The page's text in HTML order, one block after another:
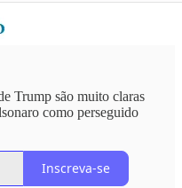
Trump são muito claras
como perseguido
Inscreva-se